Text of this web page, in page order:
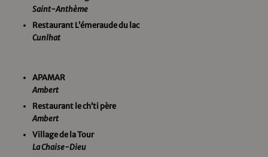
Saint-Anthème
Restaurant L’émeraude du lac
Cunlhat
APAMAR
Ambert
Restaurant le ch’ti père
Ambert
Village de la Tour
La Chaise-Dieu